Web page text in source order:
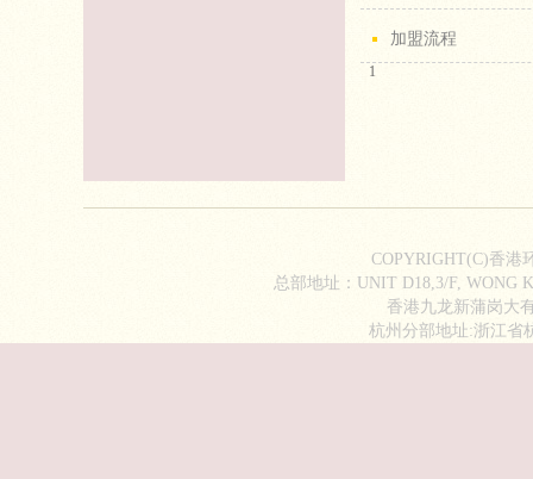
加盟流程
1
COPYRIGHT(C)香港
总部地址：UNIT D18,3/F, WONG
香港九龙新蒲岗大
杭州分部地址:浙江省